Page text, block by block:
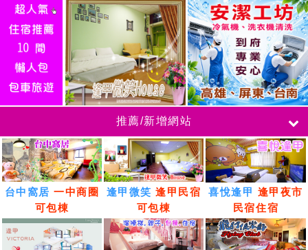
推薦/新增網站
台中窩居 一中商圈
可包棟
逢甲微笑 逢甲民宿
可包棟
喜悅逢甲 逢甲夜市
民宿住宿